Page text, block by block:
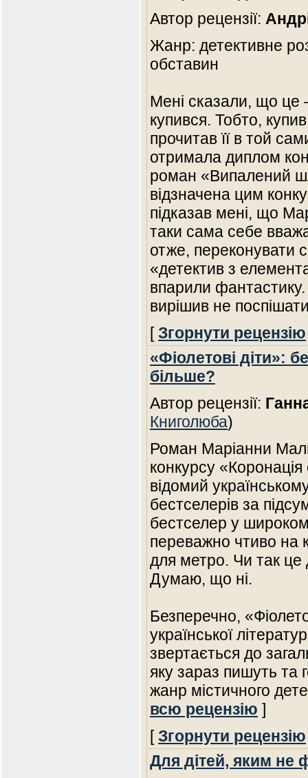
Автор рецензії:
Жанр: детективне
обставин
Мені сказали, що це
купився. Тобто,
прочитав її в той
отримала диплом
роман «Випалений
відзначена цим
підказав мені, що
таки сама себе
отже, переконувати
«детектив з
впарили
вирішив не
[Згорнути рецензію
«Фіолетові діти»:
більше?
Автор рецензії:
Книголюба)
Роман Маріанни
конкурсу
відомий
бестселерів за
бестселер у
переважно чтиво на
для метро. Чи так
Думаю, що ні.
Безперечно,
української
звертається до
яку зараз пишуть та
жанр містичного
всю рецензію ]
[Згорнути рецензію
Для дітей, яким не